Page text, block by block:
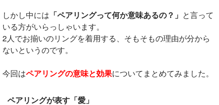
しかし中には 「ペアリングって何か意味あるの？」 と言って
いる方がいらっしゃいます。
2人でお揃いのリングを着用する、そもそもの理由が分から
ないというのです。
今回はペアリングの意味と効果についてまとめてみました。
ペアリングが表す「愛」